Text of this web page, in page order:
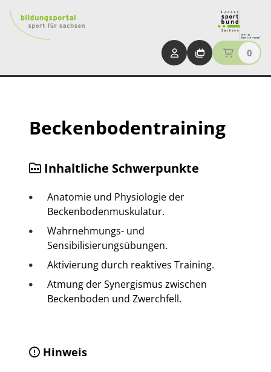
0
Beckenbodentraining
Inhaltliche Schwerpunkte
Anatomie und Physiologie der
Beckenbodenmuskulatur.
Wahrnehmungs- und
Sensibilisierungsübungen.
Aktivierung durch reaktives Training.
Atmung der Synergismus zwischen
Beckenboden und Zwerchfell.
Hinweis